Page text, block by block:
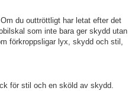
du outtröttligt har letat efter det
som inte bara ger skydd utan
förkroppsligar lyx, skydd och stil,
för stil och en sköld av skydd.